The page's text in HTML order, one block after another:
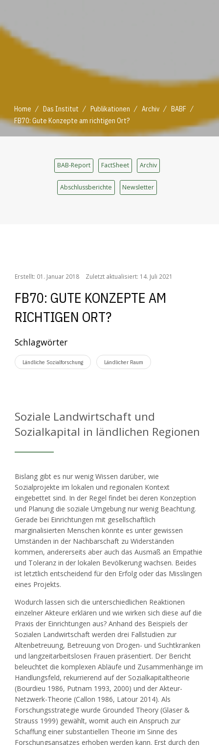
Home / Das Institut / Publikationen / Archiv / BABF /
FB70: Gute Konzepte am richtigen Ort?
BAB-Report FactSheet Archiv
Abschlussberichte Newsletter
Erstellt: 01. Januar 2018 Zuletzt aktualisiert: 14. Juli 2021
FB70: GUTE KONZEPTE AM
RICHTIGEN ORT?
Schlagwörter
Ländliche Sozialforschung Ländlicher Raum
Soziale Landwirtschaft und
Sozialkapital in ländlichen Regionen
Bislang gibt es nur wenig Wissen darüber, wie
Sozialprojekte im lokalen und regionalen Kontext
eingebettet sind. In der Regel findet bei deren Konzeption
und Planung die soziale Umgebung nur wenig Beachtung.
Gerade bei Einrichtungen mit gesellschaftlich
marginalisierten Menschen könnte es unter gewissen
Umständen in der Nachbarschaft zu Widerständen
kommen, andererseits aber auch das Ausmaß an Empathie
und Toleranz in der lokalen Bevölkerung wachsen. Beides
ist letztlich entscheidend für den Erfolg oder das Misslingen
eines Projekts.
Wodurch lassen sich die unterschiedlichen Reaktionen
einzelner Akteure erklären und wie wirken sich diese auf die
Praxis der Einrichtungen aus? Anhand des Beispiels der
Sozialen Landwirtschaft werden drei Fallstudien zur
Altenbetreuung, Betreuung von Drogen- und Suchtkranken
und langzeitarbeitslosen Frauen präsentiert. Der Bericht
beleuchtet die komplexen Abläufe und Zusammenhänge im
Handlungsfeld, rekurrierend auf der Sozialkapitaltheorie
(Bourdieu 1986, Putnam 1993, 2000) und der Akteur-
Netzwerk-Theorie (Callon 1986, Latour 2014). Als
Forschungsstrategie wurde Grounded Theory (Glaser &
Strauss 1999) gewählt, womit auch ein Anspruch zur
Schaffung einer substantiellen Theorie im Sinne des
Forschungsansatzes erhoben werden kann. Erst durch den